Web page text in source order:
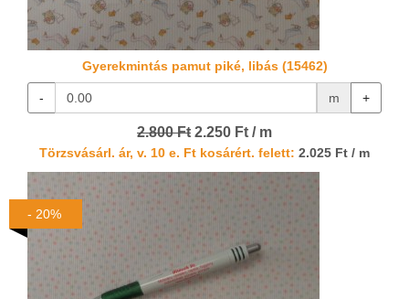
Gyerekmintás pamut piké, libás (15462)
- m +
2.800 Ft 2.250 Ft / m
Törzsvásárl. ár, v. 10 e. Ft kosárért. felett: 2.025 Ft / m
- 20%